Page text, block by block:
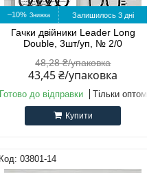
–10% Залишилось 3 дні
Гачки двійники Leader Long
Double, 3шт/уп, № 2/0
48,28 ₴/упаковка
43,45 ₴/упаковка
Готово до відправки Тільки оптом
Купити
03801-14